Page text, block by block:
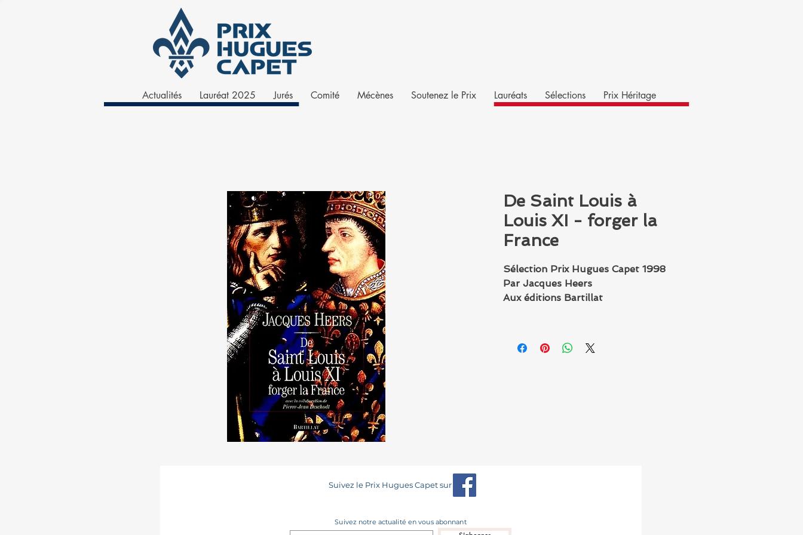
Actualités Lauréat 2025 Jurés Comité Mécènes Soutenez le Prix Lauréats Sélections Prix Héritage
De Saint Louis à
Louis XI - forger la
France
Sélection Prix Hugues Capet 1998
Par Jacques Heers
Aux éditions Bartillat
Suivez le Prix Hugues Capet sur
Suivez notre actualité en vous abonnant